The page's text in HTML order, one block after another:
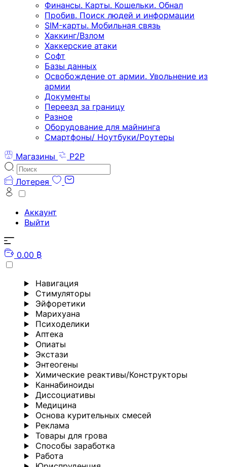
Финансы. Карты. Кошельки. Обнал
Пробив. Поиск людей и информации
SIM-карты. Мобильная связь
Хаккинг/Взлом
Хаккерские атаки
Софт
Базы данных
Освобождение от армии. Увольнение из
армии
Документы
Переезд за границу
Разное
Оборудование для майнинга
Смартфоны/ Ноутбуки/Роутеры
Магазины
P2P
Лотерея
Аккаунт
Выйти
0.00 ₿
Навигация
Стимуляторы
Эйфоретики
Марихуана
Психоделики
Аптека
Опиаты
Экстази
Энтеогены
Химические реактивы/Конструкторы
Каннабиноиды
Диссоциативы
Медицина
Основа курительных смесей
Реклама
Товары для грова
Способы заработка
Работа